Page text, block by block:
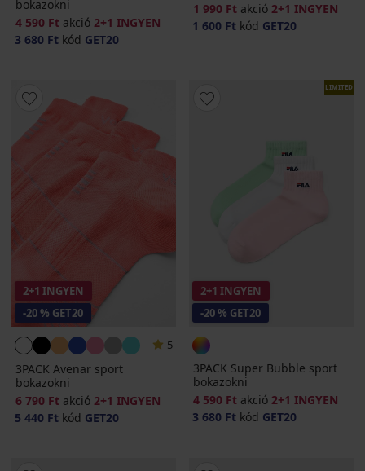
bokazokni
4 590 Ft akció 2+1 INGYEN
3 680 Ft kód GET20
1 990 Ft akció 2+1 INGYEN
1 600 Ft kód GET20
2+1 INGYEN
-20 % GET20
5
3PACK Avenar sport
bokazokni
6 790 Ft akció 2+1 INGYEN
5 440 Ft kód GET20
LIMITED
2+1 INGYEN
-20 % GET20
3PACK Super Bubble sport
bokazokni
4 590 Ft akció 2+1 INGYEN
3 680 Ft kód GET20